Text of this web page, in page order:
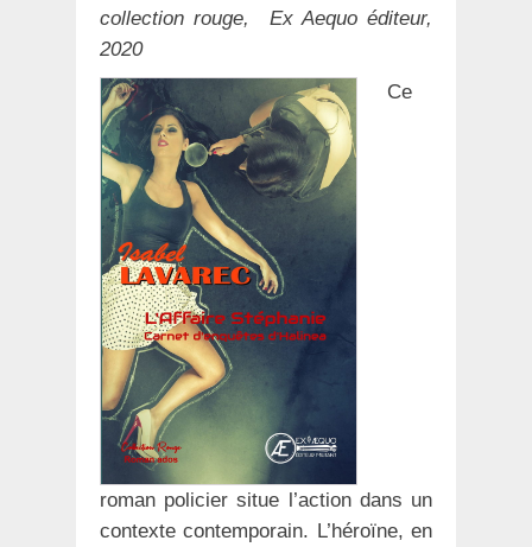
collection rouge, Ex Aequo éditeur,
2020
Ce
roman policier situe l’action dans un
contexte contemporain. L’héroïne, en